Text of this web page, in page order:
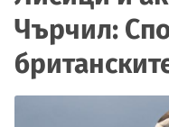
Чърчил: